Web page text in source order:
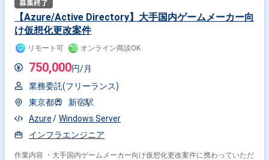
【Azure/Active Directory】大手国内ゲームメーカー向
け仮想化更改案件
リモート可 オンライン商談OK
750,000円/月
業務委託(フリーランス)
東京都
新宿駅
Azure
Windows Server
インフラエンジニア
作業内容 ・大手国内ゲームメーカー向け仮想化更改案件に携わっていただ